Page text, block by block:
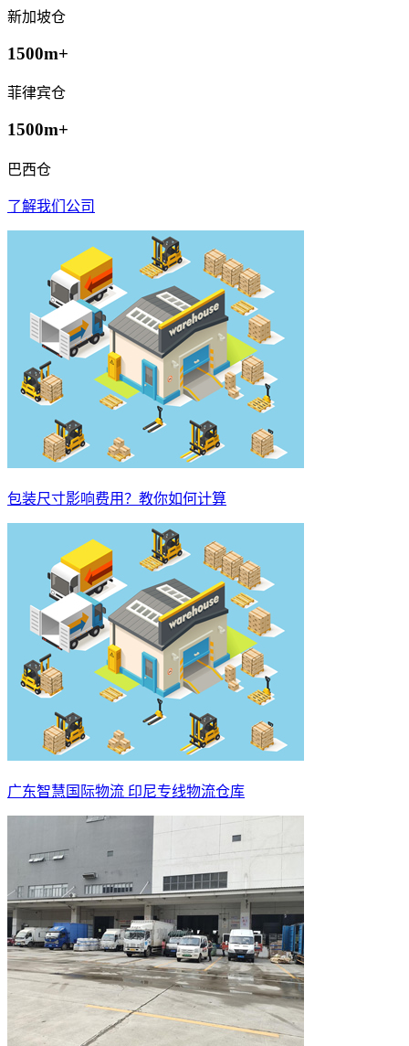
新加坡仓
1500m+
菲律宾仓
1500m+
巴西仓
了解我们公司
包装尺寸影响费用？教你如何计算
广东智慧国际物流 印尼专线物流仓库